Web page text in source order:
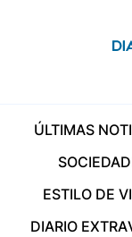
ÚLTIMAS
SOCIEDAD
ESTILO DE
DIARIO EXTRA